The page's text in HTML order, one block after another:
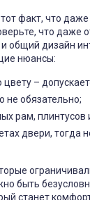
факт, что
что даже
дизайн
нюансы:
–
не обязательно;
рам, плинтусов
двери,
быть
станет